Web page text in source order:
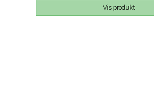
Vis produkt